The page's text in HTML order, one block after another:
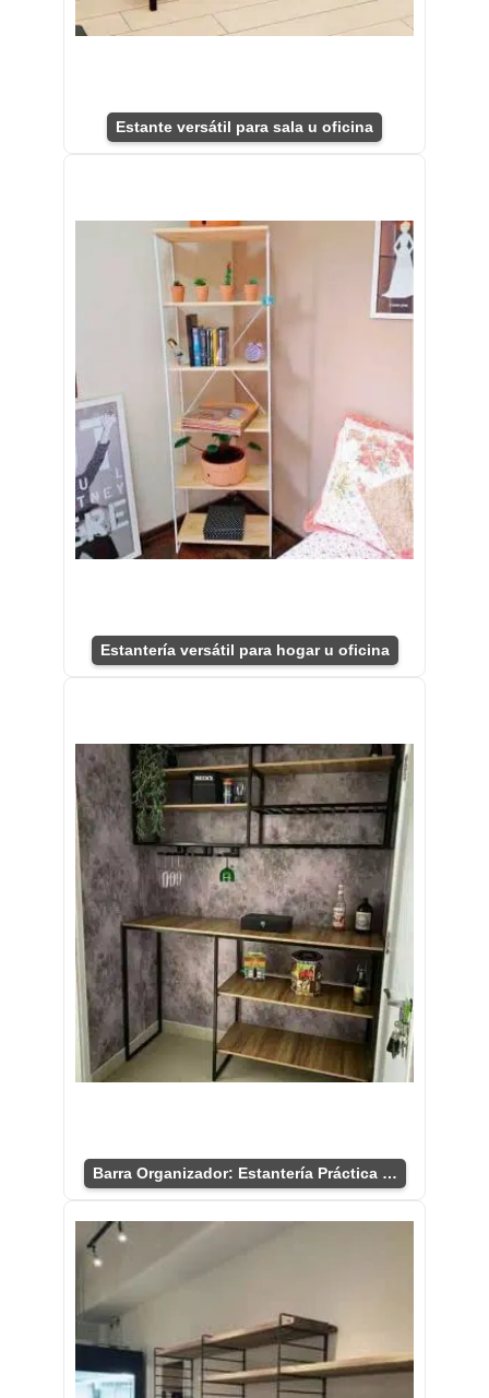
Estante versátil para sala u oficina
Estantería versátil para hogar u oficina
Barra Organizador: Estantería Práctica y Versátil